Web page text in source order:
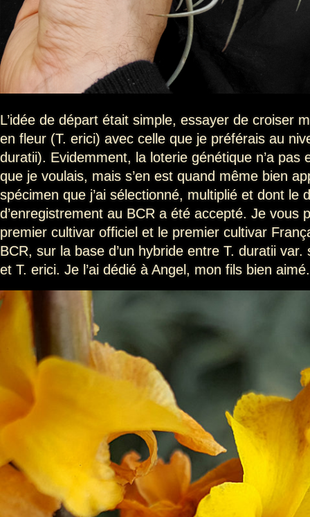
L’idée de départ était simple, essayer de croiser
en fleur (T. erici) avec celle que je préférais au
duratii). Evidemment, la loterie génétique n’a pas
que je voulais, mais s’en est quand même bien
spécimen que j’ai sélectionné, multiplié et dont le
d’enregistrement au BCR a été accepté. Je vous
premier cultivar officiel et le premier cultivar
BCR, sur la base d’un hybride entre T. duratii
et T. erici. Je l’ai dédié à Angel, mon fils bien aimé.